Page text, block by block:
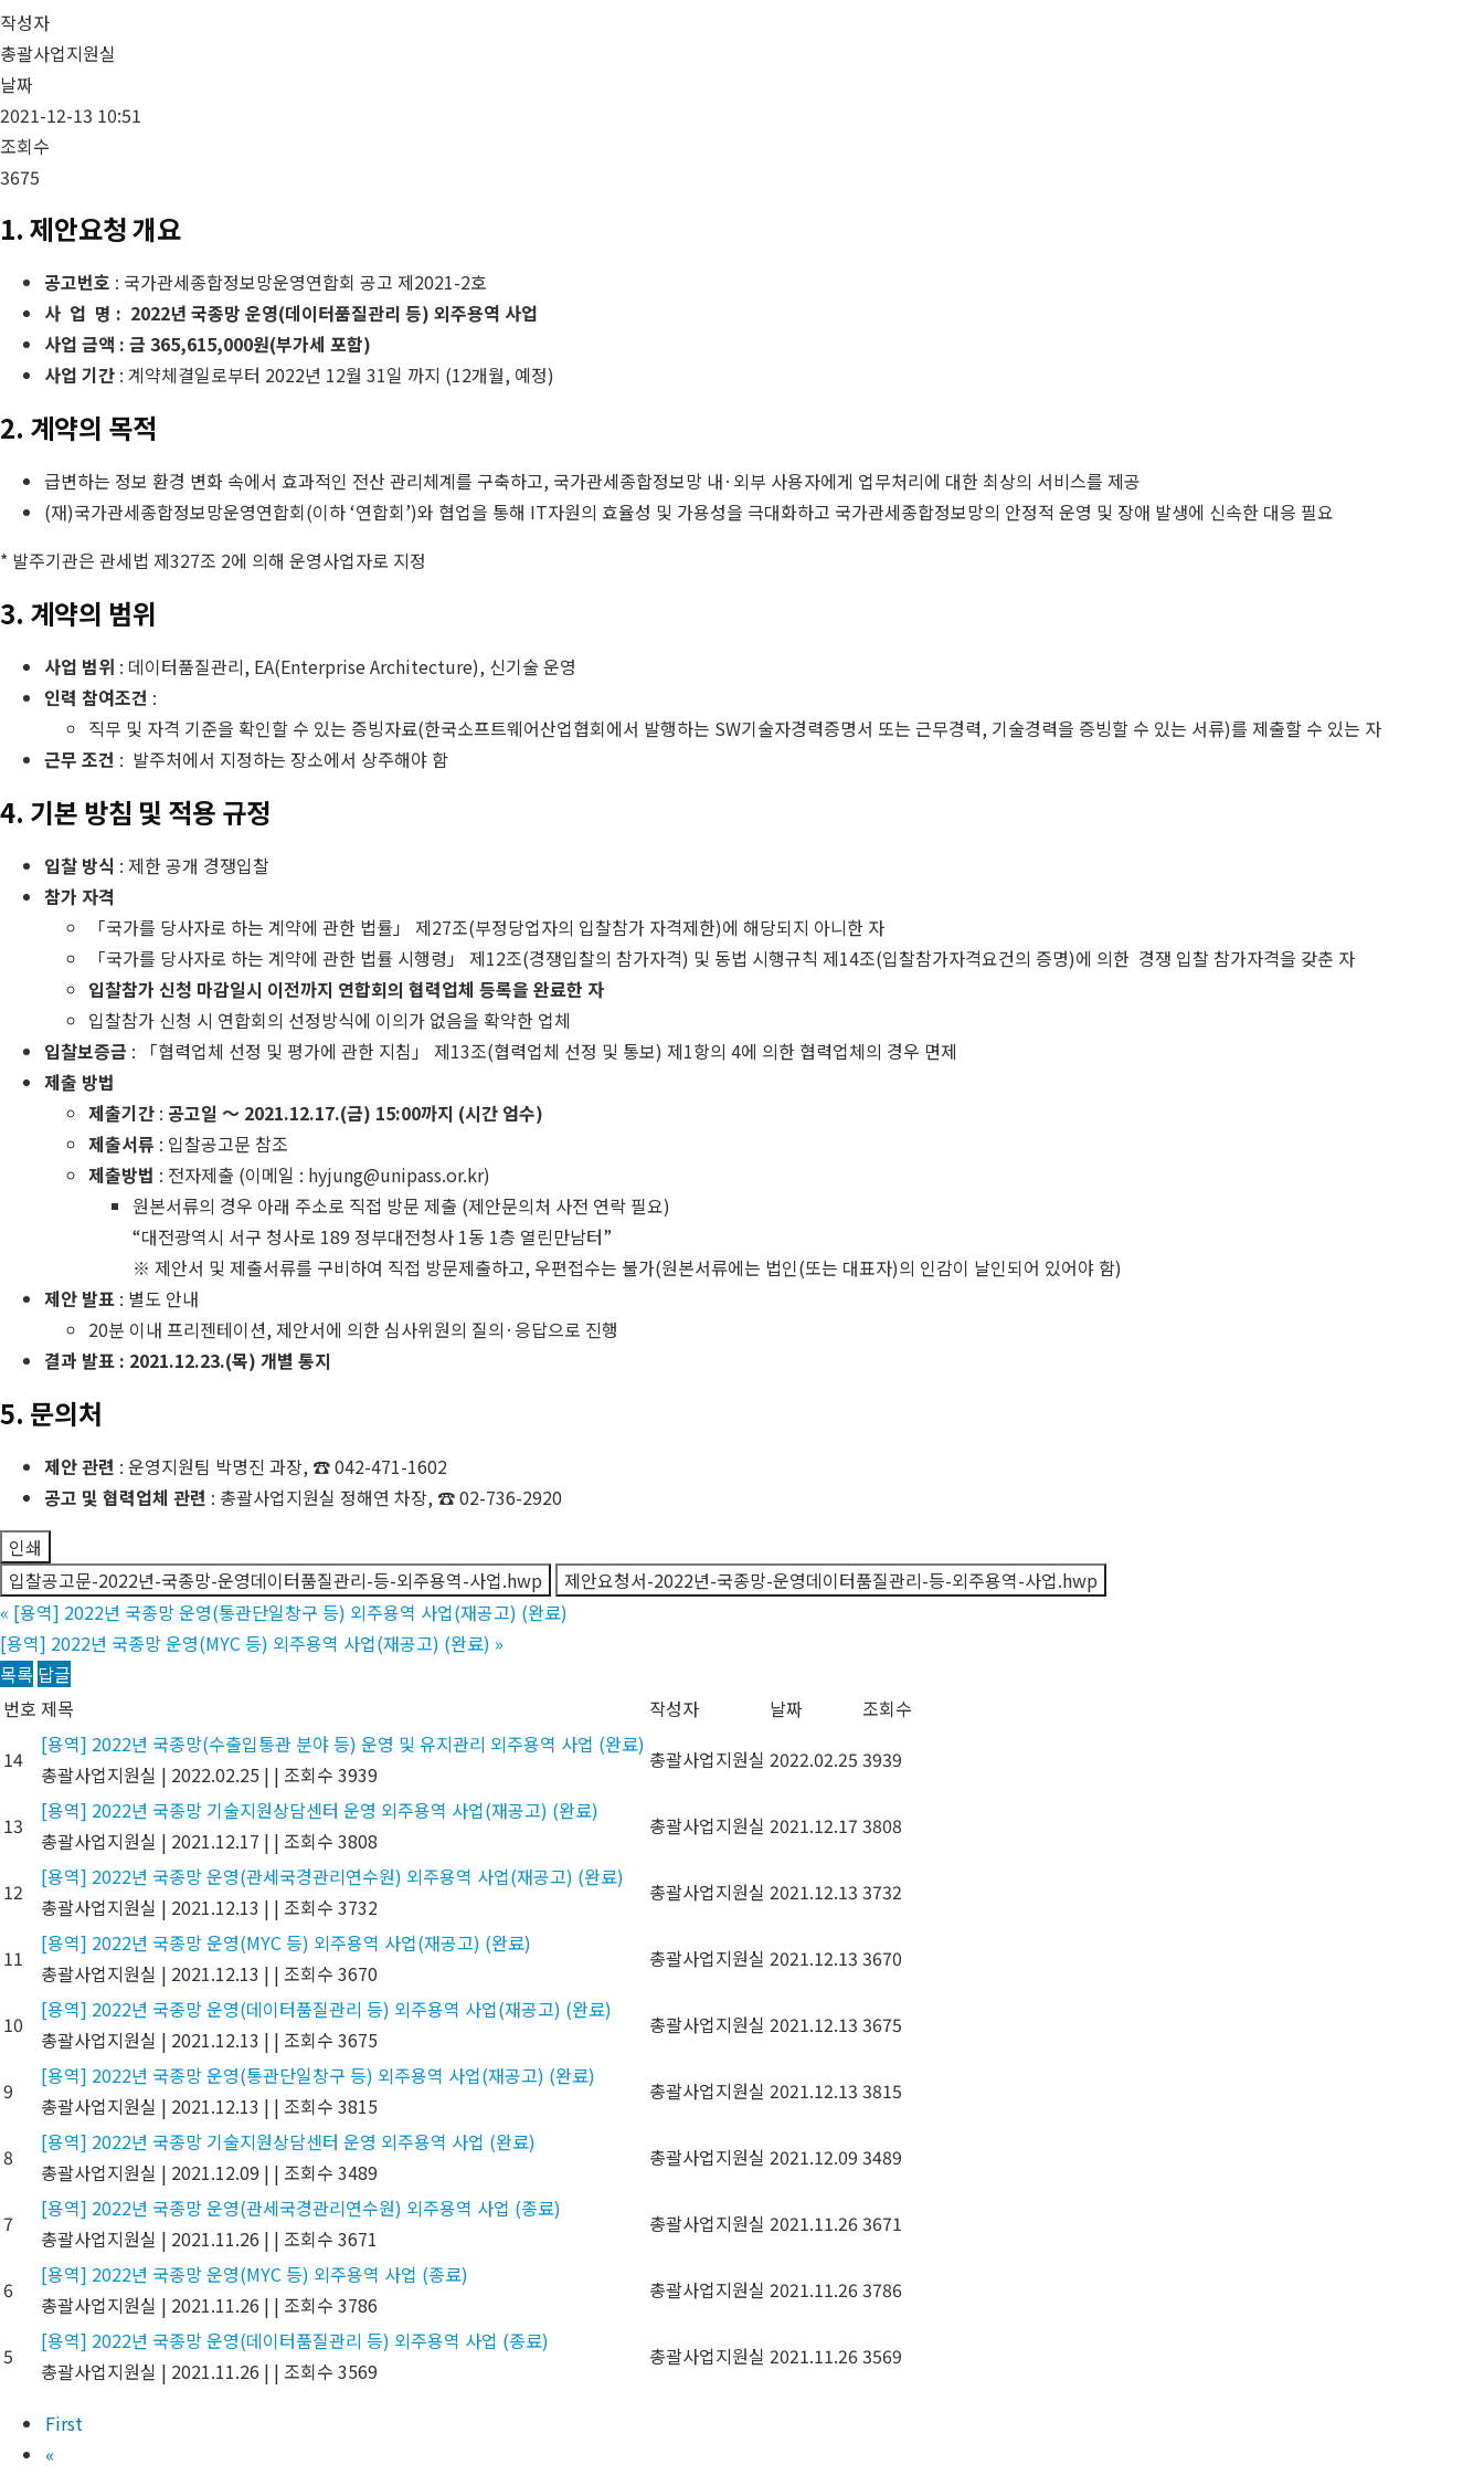
작성자
총괄사업지원실
날짜
2021-12-13 10:51
조회수
3675
1. 제안요청 개요
공고번호 : 국가관세종합정보망운영연합회 공고 제2021-2호
사 업 명 : 2022년 국종망 운영(데이터품질관리 등) 외주용역 사업
사업 금액 : 금 365,615,000원(부가세 포함)
사업 기간 : 계약체결일로부터 2022년 12월 31일 까지 (12개월, 예정)
2. 계약의 목적
급변하는 정보 환경 변화 속에서 효과적인 전산 관리체계를 구축하고, 국가관세종합정보망 내·외부 사용자에게 업무처리에 대한 최상의 서비스를 제공
(재)국가관세종합정보망운영연합회(이하 ‘연합회’)와 협업을 통해 IT자원의 효율성 및 가용성을 극대화하고 국가관세종합정보망의 안정적 운영 및 장애 발생에 신속한 대응 필요
* 발주기관은 관세법 제327조 2에 의해 운영사업자로 지정
3. 계약의 범위
사업 범위 : 데이터품질관리, EA(Enterprise Architecture), 신기술 운영
인력 참여조건 :
직무 및 자격 기준을 확인할 수 있는 증빙자료(한국소프트웨어산업협회에서 발행하는 SW기술자경력증명서 또는 근무경력, 기술경력을 증빙할 수 있는 서류)를 제출할 수 있는 자
근무 조건 : 발주처에서 지정하는 장소에서 상주해야 함
4. 기본 방침 및 적용 규정
입찰 방식 : 제한 공개 경쟁입찰
참가 자격
「국가를 당사자로 하는 계약에 관한 법률」 제27조(부정당업자의 입찰참가 자격제한)에 해당되지 아니한 자
「국가를 당사자로 하는 계약에 관한 법률 시행령」 제12조(경쟁입찰의 참가자격) 및 동법 시행규칙 제14조(입찰참가자격요건의 증명)에 의한 경쟁 입찰 참가자격을 갖춘 자
입찰참가 신청 마감일시 이전까지 연합회의 협력업체 등록을 완료한 자
입찰참가 신청 시 연합회의 선정방식에 이의가 없음을 확약한 업체
입찰보증금 : 「협력업체 선정 및 평가에 관한 지침」 제13조(협력업체 선정 및 통보) 제1항의 4에 의한 협력업체의 경우 면제
제출 방법
제출기간 : 공고일 ～ 2021.12.17.(금) 15:00까지 (시간 엄수)
제출서류 : 입찰공고문 참조
제출방법 : 전자제출 (이메일 : hyjung@unipass.or.kr)
원본서류의 경우 아래 주소로 직접 방문 제출 (제안문의처 사전 연락 필요)
“대전광역시 서구 청사로 189 정부대전청사 1동 1층 열린만남터”
※ 제안서 및 제출서류를 구비하여 직접 방문제출하고, 우편접수는 불가(원본서류에는 법인(또는 대표자)의 인감이 날인되어 있어야 함)
제안 발표 : 별도 안내
20분 이내 프리젠테이션, 제안서에 의한 심사위원의 질의·응답으로 진행
결과 발표 : 2021.12.23.(목) 개별 통지
5. 문의처
제안 관련 : 운영지원팀 박명진 과장, ☎ 042-471-1602
공고 및 협력업체 관련 : 총괄사업지원실 정해연 차장, ☎ 02-736-2920
인쇄
입찰공고문-2022년-국종망-운영데이터품질관리-등-외주용역-사업.hwp
제안요청서-2022년-국종망-운영데이터품질관리-등-외주용역-사업.hwp
« [용역] 2022년 국종망 운영(통관단일창구 등) 외주용역 사업(재공고) (완료)
[용역] 2022년 국종망 운영(MYC 등) 외주용역 사업(재공고) (완료) »
목록 답글
번호 제목 작성자 날짜
조회수
14
[용역] 2022년 국종망(수출입통관 분야 등) 운영 및 유지관리 외주용역 사업 (완료)
총괄사업지원실 | 2022.02.25 | | 조회수 3939
총괄사업지원실 2022.02.25 3939
13
[용역] 2022년 국종망 기술지원상담센터 운영 외주용역 사업(재공고) (완료)
총괄사업지원실 | 2021.12.17 | | 조회수 3808
총괄사업지원실 2021.12.17 3808
12
[용역] 2022년 국종망 운영(관세국경관리연수원) 외주용역 사업(재공고) (완료)
총괄사업지원실 | 2021.12.13 | | 조회수 3732
총괄사업지원실 2021.12.13 3732
11
[용역] 2022년 국종망 운영(MYC 등) 외주용역 사업(재공고) (완료)
총괄사업지원실 | 2021.12.13 | | 조회수 3670
총괄사업지원실 2021.12.13 3670
10
[용역] 2022년 국종망 운영(데이터품질관리 등) 외주용역 사업(재공고) (완료)
총괄사업지원실 | 2021.12.13 | | 조회수 3675
총괄사업지원실 2021.12.13 3675
9
[용역] 2022년 국종망 운영(통관단일창구 등) 외주용역 사업(재공고) (완료)
총괄사업지원실 | 2021.12.13 | | 조회수 3815
총괄사업지원실 2021.12.13 3815
8
[용역] 2022년 국종망 기술지원상담센터 운영 외주용역 사업 (완료)
총괄사업지원실 | 2021.12.09 | | 조회수 3489
총괄사업지원실 2021.12.09 3489
7
[용역] 2022년 국종망 운영(관세국경관리연수원) 외주용역 사업 (종료)
총괄사업지원실 | 2021.11.26 | | 조회수 3671
총괄사업지원실 2021.11.263671
6
[용역] 2022년 국종망 운영(MYC 등) 외주용역 사업 (종료)
총괄사업지원실 | 2021.11.26 | | 조회수 3786
총괄사업지원실 2021.11.263786
5
[용역] 2022년 국종망 운영(데이터품질관리 등) 외주용역 사업 (종료)
총괄사업지원실 | 2021.11.26 | | 조회수 3569
총괄사업지원실 2021.11.263569
First
«